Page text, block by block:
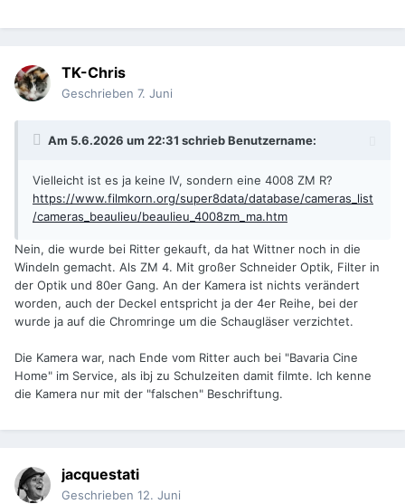
TK-Chris
Geschrieben 7. Juni
Am 5.6.2026 um 22:31 schriebBenutzername:
Vielleicht ist es ja keine IV, sondern eine 4008 ZM R?
https://www.filmkorn.org/super8data/database/cameras_list
/cameras_beaulieu/beaulieu_4008zm_ma.htm
Nein, die wurde bei Ritter gekauft, da hat Wittner noch in die
Windeln gemacht. Als ZM 4. Mit großer Schneider Optik, Filter in
der Optik und 80er Gang. An der Kamera ist nichts verändert
worden, auch der Deckel entspricht ja der 4er Reihe, bei der
wurde ja auf die Chromringe um die Schaugläser verzichtet.
Die Kamera war, nach Ende vom Ritter auch bei "Bavaria Cine
Home" im Service, als ibj zu Schulzeiten damit filmte. Ich kenne
die Kamera nur mit der "falschen" Beschriftung.
jacquestati
Geschrieben 12. Juni